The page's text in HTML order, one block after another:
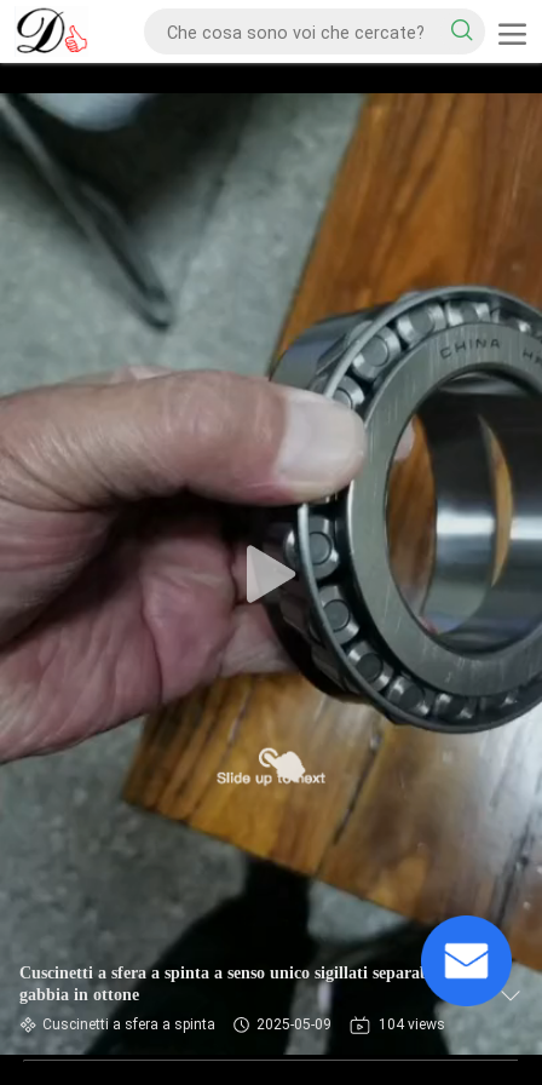
Cuscinetti a sfera a spinta a senso unico sigillati separabili con
gabbia in ottone
Cuscinetti a sfera a spinta 2025-05-09 104 views